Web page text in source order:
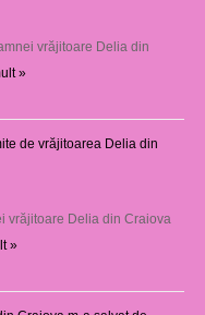
vrăjitoare Delia din
»
de vrăjitoarea Delia din
vrăjitoare Delia din Craiova
»